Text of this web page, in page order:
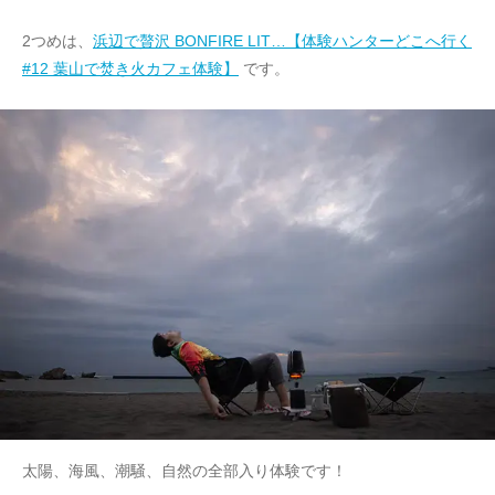
2つめは、 浜辺で贅沢 BONFIRE LIT…【体験ハンターどこへ行く
#12 葉山で焚き火カフェ体験】
です。
太陽、海風、潮騒、自然の全部入り体験です！